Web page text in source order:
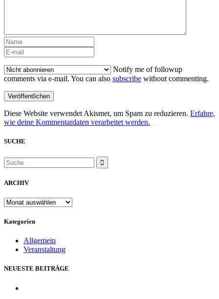
Notify me of followup
comments via e-mail. You can also subscribe without commenting.
Diese Website verwendet Akismet, um Spam zu reduzieren. Erfahre,
wie deine Kommentardaten verarbeitet werden.
SUCHE
ARCHIV
ARCHIV
Kategorien
Allgemein
Veranstaltung
NEUESTE BEITRÄGE